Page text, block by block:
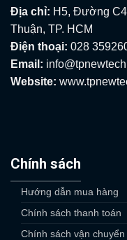
Địa chỉ: H5, Đường
Thuận, TP. HCM
Điện thoại: 028
Email:
Website:
Chính sách
Hướng dẫn mua hàng
Chính sách thanh toán
Chính sách vận chuyển